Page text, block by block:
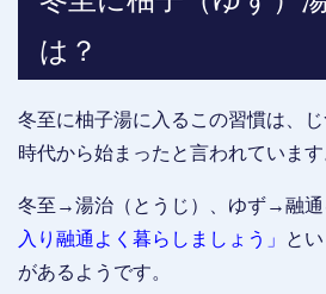
は？
冬至に柚子湯に入るこの習慣は、
時代から始まったと言われています
冬至→湯治（とうじ）、ゆず→融通
入り融通よく暮らしましょう」
と
があるようです。